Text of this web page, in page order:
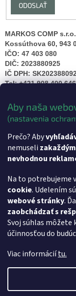
Aby naša
(nastavenia
Prečo? Aby
nemuseli
nevhodnou
Na to potrebujeme
cookie. Udelením
webové stránky.
zaobchádzať s
Svoj súhlas
účinnosťou do
Viac informáciítu.
ODOSLAŤ
MARKOS COMP s.r.o.
Kossúthova 60, 943
IČO: 47 403 080
DIČ: 2023880925
IČ DPH:
Tel: +421 908 400 646
Kancelária:
Sv.Štefana 10, 943
http s://
- Softvér pre
- Softvér pre